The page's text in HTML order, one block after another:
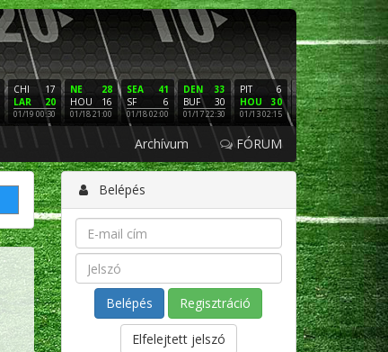
17
CHI
20
LAR
01/19 00:30
28
NE
16
HOU
01/18 21:00
41
SEA
6
SF
01/18 02:00
33
DEN
30
BUF
01/17 22:30
6
PIT
30
HOU
01/13 02:15
16
NE
3
LAC
01/12 02:00
PHI
SF
01/11
Archívum FÓRUM
Belépés
Regisztráció
Elfelejtett jelszó